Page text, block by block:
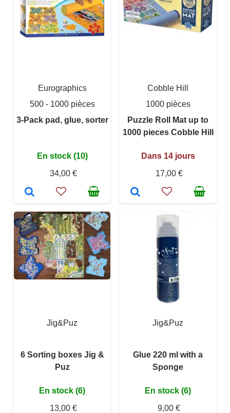
Eurographics
500 - 1000 pièces
3-Pack pad, glue, sorter
En stock (10)
34,00 €
Cobble Hill
1000 pièces
Puzzle Roll Mat up to
1000 pieces Cobble Hill
Dans 14 jours
17,00 €
Jig&Puz
6 Sorting boxes Jig &
Puz
En stock (6)
13,00 €
Jig&Puz
Glue 220 ml with a
Sponge
En stock (6)
9,00 €